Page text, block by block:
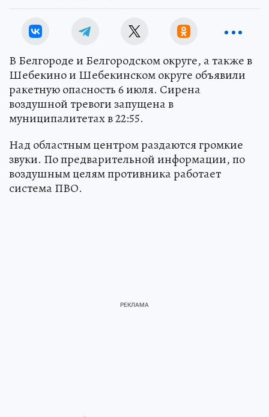
В Белгороде и Белгородском округе, а также в
Шебекино и Шебекинском округе объявили
ракетную опасность 6 июля. Сирена
воздушной тревоги запущена в
муниципалитетах в 22:55.
Над областным центром раздаются громкие
звуки. По предварительной информации, по
воздушным целям противника работает
система ПВО.